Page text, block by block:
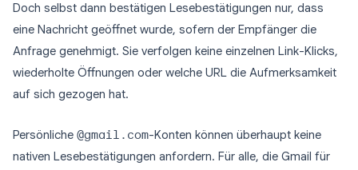
Doch selbst dann bestätigen Lesebestätigungen nur, dass
eine Nachricht geöffnet wurde, sofern der Empfänger die
Anfrage genehmigt. Sie verfolgen keine einzelnen Link-Klicks,
wiederholte Öffnungen oder welche URL die Aufmerksamkeit
auf sich gezogen hat.
Persönliche @gmail.com-Konten können überhaupt keine
nativen Lesebestätigungen anfordern. Für alle, die Gmail für